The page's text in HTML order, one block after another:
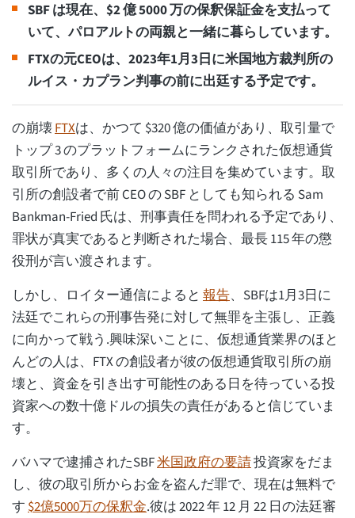
SBF は現在、$2 億 5000 万の保釈保証金を支払って
いて、パロアルトの両親と一緒に暮らしています。
FTXの元CEOは、2023年1月3日に米国地方裁判所の
ルイス・カプラン判事の前に出廷する予定です。
の崩壊FTXは、かつて $320 億の価値があり、取引量で
トップ 3 のプラットフォームにランクされた仮想通貨
取引所であり、多くの人々の注目を集めています。取
引所の創設者で前 CEO の SBF としても知られる Sam
Bankman-Fried 氏は、刑事責任を問われる予定であり、
罪状が真実であると判断された場合、最長 115 年の懲
役刑が言い渡されます。
しかし、ロイター通信によると 報告、SBFは1月3日に
法廷でこれらの刑事告発に対して無罪を主張し、正義
に向かって戦う.興味深いことに、仮想通貨業界のほと
んどの人は、FTX の創設者が彼の仮想通貨取引所の崩
壊と、資金を引き出す可能性のある日を待っている投
資家への数十億ドルの損失の責任があると信じていま
す。
バハマで逮捕されたSBF米国政府の要請投資家をだま
し、彼の取引所からお金を盗んだ罪で、現在は無料で
す$2億5000万の保釈金.彼は 2022 年 12 月 22 日の法廷審